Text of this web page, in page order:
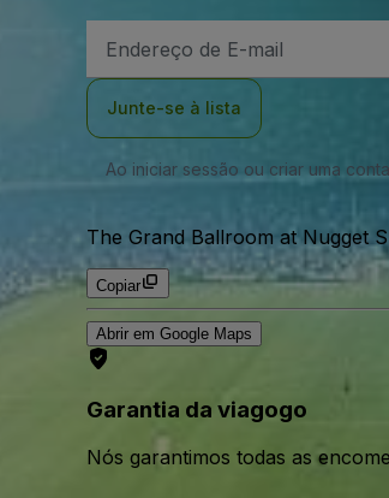
de
Junte-se à lista
Ao iniciar sessão ou criar uma
The Grand Ballroom at Nugget
Copiar
Abrir em Google Maps
Garantia da viagogo
Nós garantimos todas as